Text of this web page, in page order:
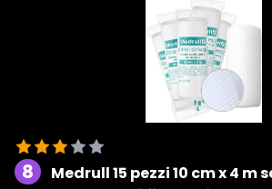
8
Medrull 15 pezzi 10 cm x 4 m